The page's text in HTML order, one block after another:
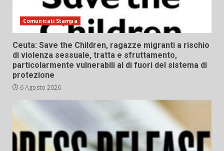
Comunicati Stampa
Ceuta: Save the Children, ragazze migranti a rischio
di violenza sessuale, tratta e sfruttamento,
particolarmente vulnerabili al di fuori del sistema di
protezione
6 Agosto 2026